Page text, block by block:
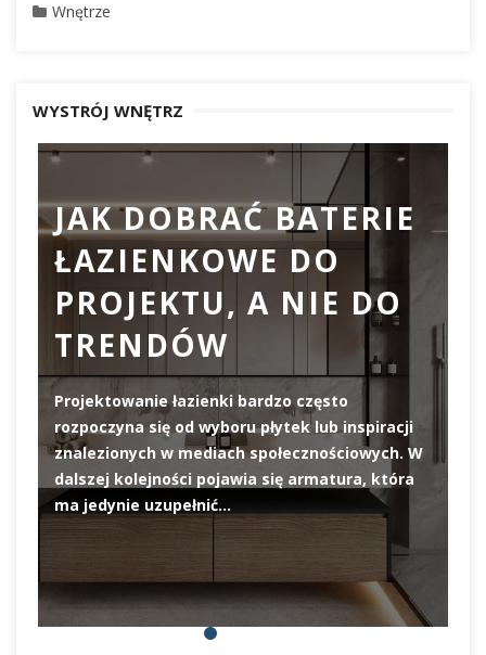
Wnętrze
WYSTRÓJ WNĘTRZ
JAK DOBRAĆ BATERIE
ŁAZIENKOWE DO
PROJEKTU, A NIE DO
TRENDÓW
Projektowanie łazienki bardzo często
rozpoczyna się od wyboru płytek lub inspiracji
znalezionych w mediach społecznościowych. W
dalszej kolejności pojawia się armatura, która
ma jedynie uzupełnić…